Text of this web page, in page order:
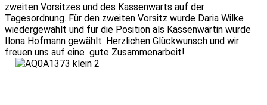
zweiten Vorsitzes und des Kassenwarts auf der
Tagesordnung. Für den zweiten Vorsitz wurde Daria Wilke
wiedergewählt und für die Position als Kassenwärtin wurde
Ilona Hofmann gewählt. Herzlichen Glückwunsch und wir
freuen uns auf eine gute Zusammenarbeit!